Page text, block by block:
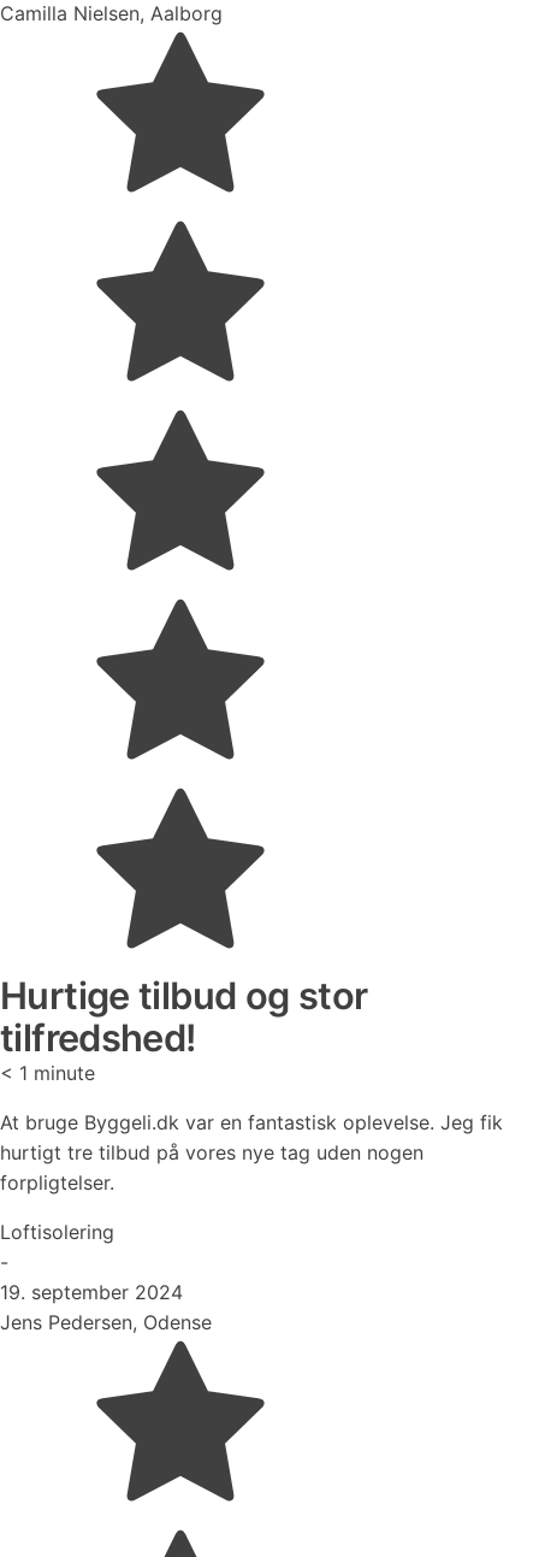
Camilla Nielsen, Aalborg
Hurtige tilbud og stor
tilfredshed!
< 1 minute
At bruge Byggeli.dk var en fantastisk oplevelse. Jeg fik
hurtigt tre tilbud på vores nye tag uden nogen
forpligtelser.
Loftisolering
-
19. september 2024
Jens Pedersen, Odense